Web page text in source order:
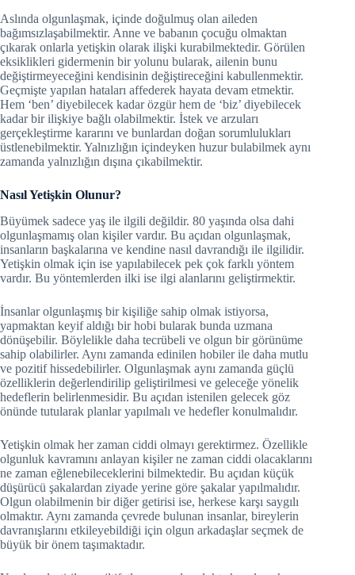
Aslında olgunlaşmak, içinde doğulmuş olan aileden
bağımsızlaşabilmektir. Anne ve babanın çocuğu olmaktan
çıkarak onlarla yetişkin olarak ilişki kurabilmektedir. Görülen
eksiklikleri gidermenin bir yolunu bularak, ailenin bunu
değiştirmeyeceğini kendisinin değiştireceğini kabullenmektir.
Geçmişte yapılan hataları affederek hayata devam etmektir.
Hem ‘ben’ diyebilecek kadar özgür hem de ‘biz’ diyebilecek
kadar bir ilişkiye bağlı olabilmektir. İstek ve arzuları
gerçekleştirme kararını ve bunlardan doğan sorumlulukları
üstlenebilmektir. Yalnızlığın içindeyken huzur bulabilmek aynı
zamanda yalnızlığın dışına çıkabilmektir.
Nasıl Yetişkin Olunur?
Büyümek sadece yaş ile ilgili değildir. 80 yaşında olsa dahi
olgunlaşmamış olan kişiler vardır. Bu açıdan olgunlaşmak,
insanların başkalarına ve kendine nasıl davrandığı ile ilgilidir.
Yetişkin olmak için ise yapılabilecek pek çok farklı yöntem
vardır. Bu yöntemlerden ilki ise ilgi alanlarını geliştirmektir.
İnsanlar olgunlaşmış bir kişiliğe sahip olmak istiyorsa,
yapmaktan keyif aldığı bir hobi bularak bunda uzmana
dönüşebilir. Böylelikle daha tecrübeli ve olgun bir görünüme
sahip olabilirler. Aynı zamanda edinilen hobiler ile daha mutlu
ve pozitif hissedebilirler. Olgunlaşmak aynı zamanda güçlü
özelliklerin değerlendirilip geliştirilmesi ve geleceğe yönelik
hedeflerin belirlenmesidir. Bu açıdan istenilen gelecek göz
önünde tutularak planlar yapılmalı ve hedefler konulmalıdır.
Yetişkin olmak her zaman ciddi olmayı gerektirmez. Özellikle
olgunluk kavramını anlayan kişiler ne zaman ciddi olacaklarını
ne zaman eğlenebileceklerini bilmektedir. Bu açıdan küçük
düşürücü şakalardan ziyade yerine göre şakalar yapılmalıdır.
Olgun olabilmenin bir diğer getirisi ise, herkese karşı saygılı
olmaktır. Aynı zamanda çevrede bulunan insanlar, bireylerin
davranışlarını etkileyebildiği için olgun arkadaşlar seçmek de
büyük bir önem taşımaktadır.